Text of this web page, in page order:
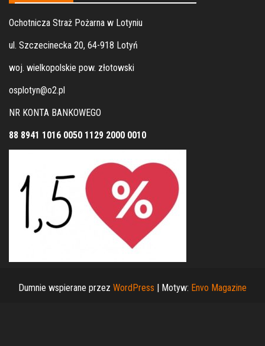
Ochotnicza Straż Pożarna w Lotyniu
ul. Szczecinecka 20, 64-918 Lotyń
woj. wielkopolskie pow. złotowski
osplotyn@o2.pl
NR KONTA BANKOWEGO
88 8941 1016 0050 1129 2000 0010
Dumnie wspierane przez WordPress Motyw: Envo Magazine